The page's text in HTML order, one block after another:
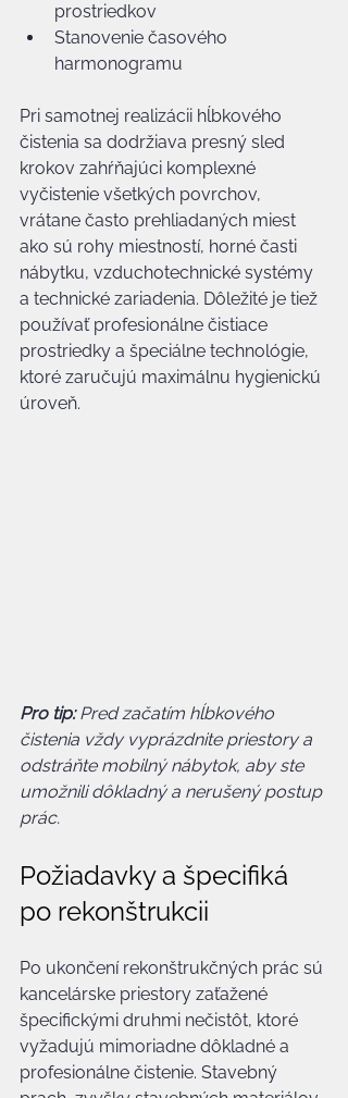
prostriedkov
Stanovenie časového
harmonogramu
Pri samotnej realizácii hĺbkového
čistenia sa dodržiava presný sled
krokov zahŕňajúci komplexné
vyčistenie všetkých povrchov,
vrátane často prehliadaných miest
ako sú rohy miestností, horné časti
nábytku, vzduchotechnické systémy
a technické zariadenia. Dôležité je tiež
používať profesionálne čistiace
prostriedky a špeciálne technológie,
ktoré zaručujú maximálnu hygienickú
úroveň.
Pro tip: Pred začatím hĺbkového
čistenia vždy vyprázdnite priestory a
odstráňte mobilný nábytok, aby ste
umožnili dôkladný a nerušený postup
prác.
Požiadavky a špecifiká
po rekonštrukcii
Po ukončení rekonštrukčných prác sú
kancelárske priestory zaťažené
špecifickými druhmi nečistôt, ktoré
vyžadujú mimoriadne dôkladné a
profesionálne čistenie. Stavebný